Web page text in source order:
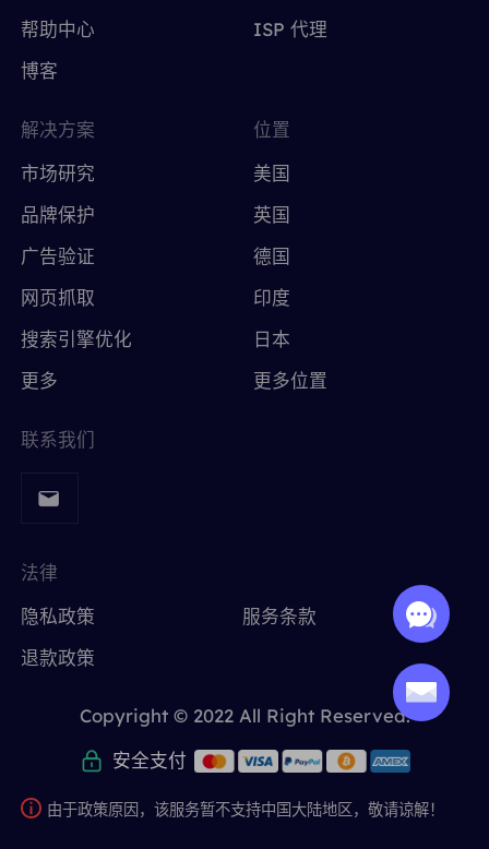
帮助中心
博客
ISP 代理
解决方案
市场研究
品牌保护
广告验证
网页抓取
搜索引擎优化
更多
位置
美国
英国
德国
印度
日本
更多位置
联系我们
法律
隐私政策
服务条款
退款政策
Copyright © 2022 All Right Reserved.
安全支付
由于政策原因，该服务暂不支持中国大陆地区，敬请谅解！